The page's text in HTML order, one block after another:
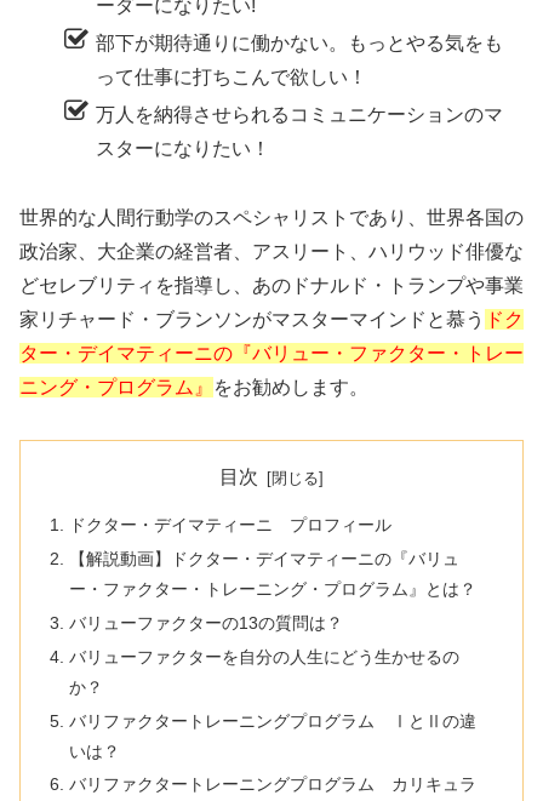
ーダーになりたい!
部下が期待通りに働かない。もっとやる気をも
って仕事に打ちこんで欲しい！
万人を納得させられるコミュニケーションのマ
スターになりたい！
世界的な人間行動学のスペシャリストであり、世界各国の
政治家、大企業の経営者、アスリート、ハリウッド俳優な
どセレブリティを指導し、あのドナルド・トランプや事業
家リチャード・ブランソンがマスターマインドと慕う ドク
ター・デイマティーニの『バリュー・ファクター・トレー
ニング・プログラム』
をお勧めします。
目次
ドクター・デイマティーニ プロフィール
【解説動画】ドクター・デイマティーニの『バリュ
ー・ファクター・トレーニング・プログラム』とは？
バリューファクターの13の質問は？
バリューファクターを自分の人生にどう生かせるの
か？
バリファクタートレーニングプログラム ⅠとⅡの違
いは？
バリファクタートレーニングプログラム カリキュラ